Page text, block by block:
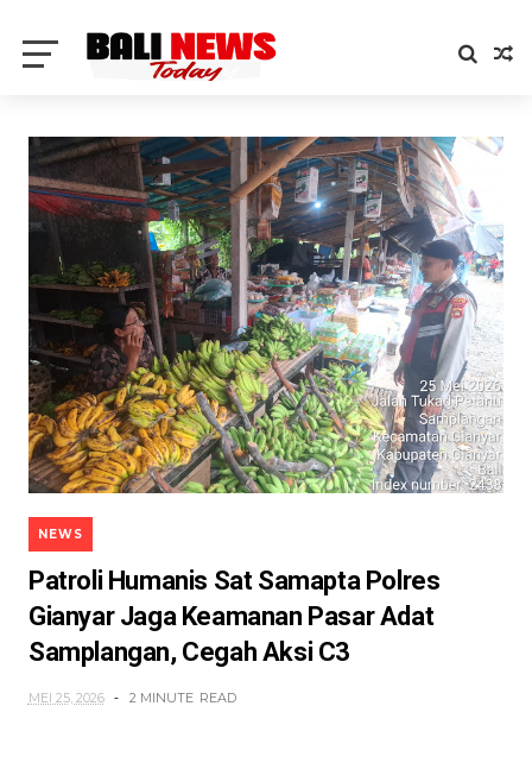
NEWS
Patroli Humanis Sat Samapta Polres
Gianyar Jaga Keamanan Pasar Adat
Samplangan, Cegah Aksi C3
MEI 25, 2026 2 MINUTE READ